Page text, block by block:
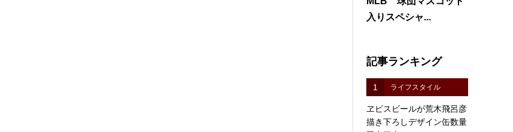
入りスペシャ...
記事ランキング
1 ライフスタイル
ヱビスビールが荒木飛呂彦
描き下ろしデザイン缶数量